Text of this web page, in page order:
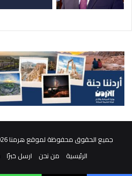
جميع الحقوق محفوظة لموقع هرمنا 2026 | مدعوم بواسطة
الرئيسية
من نحن ارسل خبرًا